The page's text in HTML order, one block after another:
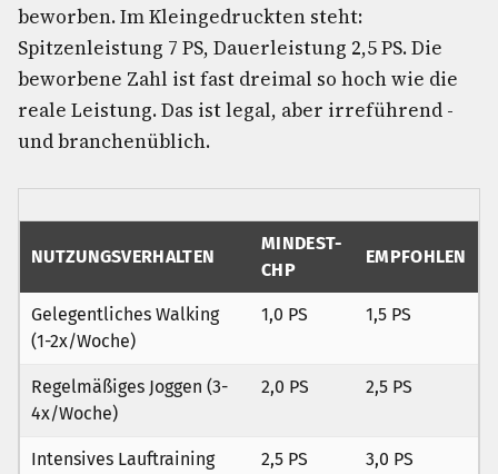
beworben. Im Kleingedruckten steht:
Spitzenleistung 7 PS, Dauerleistung 2,5 PS. Die
beworbene Zahl ist fast dreimal so hoch wie die
reale Leistung. Das ist legal, aber irreführend -
und branchenüblich.
NUTZUNGSVERHALTEN
MINDEST-
CHP
EMPFOHLEN
Gelegentliches Walking
(1-2x/Woche)
1,0 PS 1,5 PS
Regelmäßiges Joggen (3-
4x/Woche)
2,0 PS 2,5 PS
Intensives Lauftraining
2,5 PS 3,0 PS